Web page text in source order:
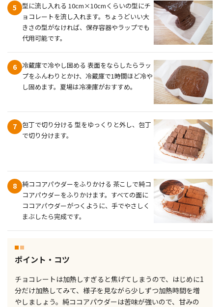
5
型に流し入れる 10cm×10cmくらいの型にチ
ョコレートを流し入れます。ちょうどいい大
きさの型がなければ、保存容器やラップでも
代用可能です。
6 冷蔵庫で冷やし固める 表面をならしたらラッ
プをふんわりとかけ、冷蔵庫で1時間ほど冷や
し固めます。夏場は冷凍庫がおすすめ。
7 包丁で切り分ける 型をゆっくりと外し、包丁
で切り分けます。
8
純ココアパウダーをふりかける 茶こしで純コ
コアパウダーをふりかけます。すべての面に
ココアパウダーがつくように、手でやさしく
まぶしたら完成です。
ポイント・コツ
チョコレートは加熱しすぎると焦げてしまうので、はじめに1
分だけ加熱してみて、様子を見ながら少しずつ加熱時間を増
やしましょう。純ココアパウダーは苦味が強いので、甘みの